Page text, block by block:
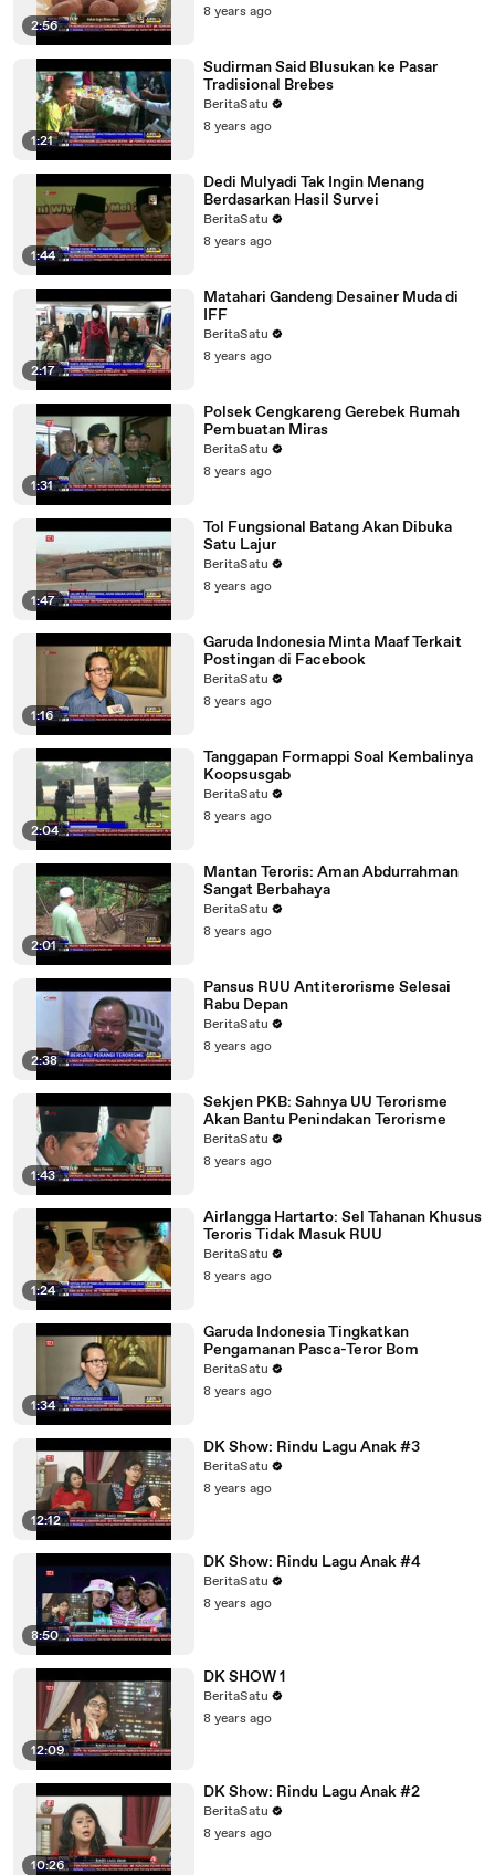
2:56
8 years ago
1:21
Sudirman Said Blusukan ke Pasar
Tradisional Brebes
BeritaSatu
8 years ago
1:44
Dedi Mulyadi Tak Ingin Menang
Berdasarkan Hasil Survei
BeritaSatu
8 years ago
2:17
Matahari Gandeng Desainer Muda di
IFF
BeritaSatu
8 years ago
1:31
Polsek Cengkareng Gerebek Rumah
Pembuatan Miras
BeritaSatu
8 years ago
1:47
Tol Fungsional Batang Akan Dibuka
Satu Lajur
BeritaSatu
8 years ago
1:16
Garuda Indonesia Minta Maaf Terkait
Postingan di Facebook
BeritaSatu
8 years ago
2:04
Tanggapan Formappi Soal Kembalinya
Koopsusgab
BeritaSatu
8 years ago
2:01
Mantan Teroris: Aman Abdurrahman
Sangat Berbahaya
BeritaSatu
8 years ago
2:38
Pansus RUU Antiterorisme Selesai
Rabu Depan
BeritaSatu
8 years ago
1:43
Sekjen PKB: Sahnya UU Terorisme
Akan Bantu Penindakan Terorisme
BeritaSatu
8 years ago
1:24
Airlangga Hartarto: Sel Tahanan Khusus
Teroris Tidak Masuk RUU
BeritaSatu
8 years ago
1:34
Garuda Indonesia Tingkatkan
Pengamanan Pasca-Teror Bom
BeritaSatu
8 years ago
12:12
DK Show: Rindu Lagu Anak #3
BeritaSatu
8 years ago
8:50
DK Show: Rindu Lagu Anak #4
BeritaSatu
8 years ago
12:09
DK SHOW 1
BeritaSatu
8 years ago
10:26
DK Show: Rindu Lagu Anak #2
BeritaSatu
8 years ago